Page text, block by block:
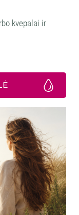
kvepalai ir